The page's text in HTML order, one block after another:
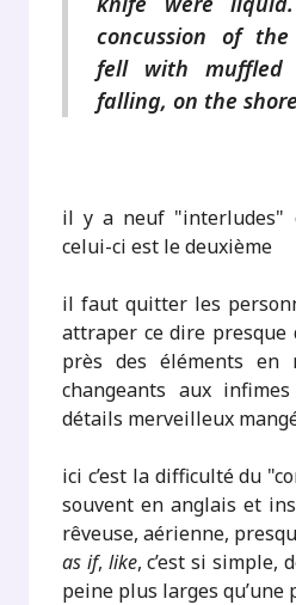
concussion of
fell with muffled
falling, on the
il y a neuf "interludes"
celui-ci est le deuxième
il faut quitter les
attraper ce dire presque
près des éléments en
changeants aux
détails merveilleux
ici c’est la difficulté du
souvent en anglais et
rêveuse, aérienne,
as if, like, c’est si simple,
peine plus larges qu’une